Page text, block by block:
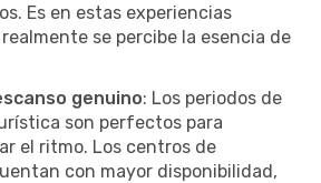
Es en estas experiencias
se percibe la esencia de
genuino: Los periodos de
son perfectos para
el ritmo. Los centros de
con mayor disponibilidad,